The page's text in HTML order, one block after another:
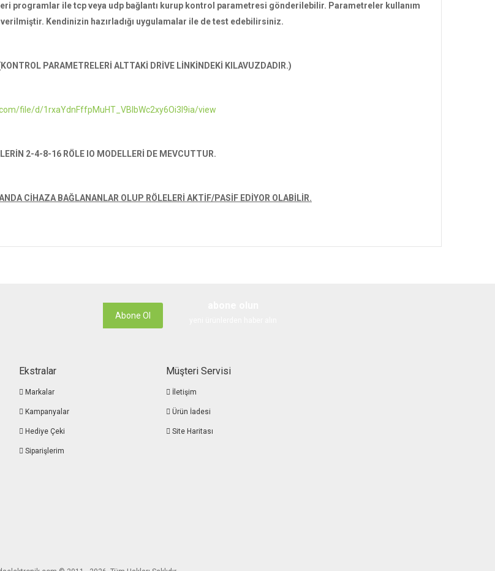
programlar ile tcp veya udp bağlantı kurup kontrol parametresi gönderilebilir. Parametreler kullanım
verilmiştir. Kendinizin hazırladığı uygulamalar ile de test edebilirsiniz.
PARAMETRELERİ ALTTAKİ DRİVE LİNKİNDEKİ KILAVUZDADIR.)
file/d/1rxaYdnFffpMuHT_VBIbWc2xy6Oi3I9ia/view
2-4-8-16 RÖLE IO MODELLERİ DE MEVCUTTUR.
CİHAZA BAĞLANANLAR OLUP RÖLELERİ AKTİF/PASİF EDİYOR OLABİLİR.
Abone Ol
Ekstralar
Markalar
Kampanyalar
Hediye Çeki
Siparişlerim
Müşteri Servisi
İletişim
Ürün İadesi
Site Haritası